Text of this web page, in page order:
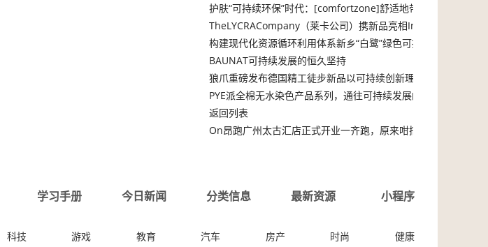
闻。皮草零废料设计添美好国际毛皮协会体验式发
护肤“可持续环保”时代：[comfortzone]舒适地带如何做到“0排放
TheLYCRACompany（莱卡公司）携新品亮相Intertextile并展
构建现代化资源循环利用体系新乡“白鹭”绿色可持续发展论坛提
BAUNAT可持续发展的恒久坚持
狼爪重磅发布德国精工徒步新品以可持续创新理念打造全局防护
PYE派全棉无水染色产品系列，通往可持续发展的新征程
返回列表
On昂跑广州太古汇店正式开业一齐跑，原来咁搭
学习手册 今日新闻 分类信息 最新资源 小程序
科技 游戏 教育 汽车 房产 时尚 健康